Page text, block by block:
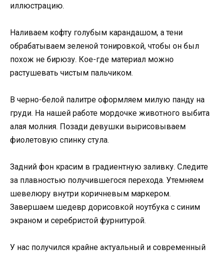
иллюстрацию.
Наливаем кофту голубым карандашом, а тени
обрабатываем зеленой тонировкой, чтобы он был
похож не бирюзу. Кое-где материал можно
растушевать чистым пальчиком.
В черно-белой палитре оформляем милую панду на
груди. На нашей работе мордочке животного выбита
алая молния. Позади девушки вырисовываем
фиолетовую спинку стула.
Задний фон красим в градиентную заливку. Следите
за плавностью получившегося перехода. Утемняем
шевелюру внутри коричневым маркером.
Завершаем шедевр дорисовкой ноутбука с синим
экраном и серебристой фурнитурой.
У нас получился крайне актуальный и современный